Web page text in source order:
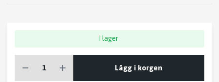
I lager
Lägg i korgen